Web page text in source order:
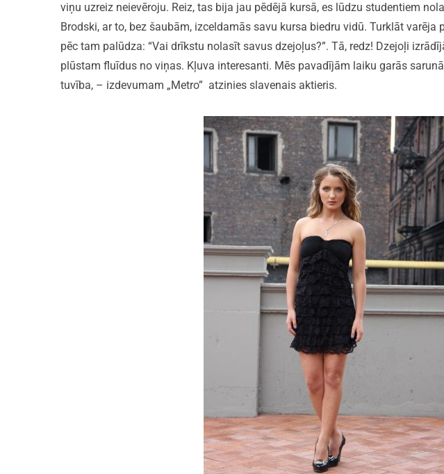
viņu uzreiz neievēroju. Reiz, tas bija jau pēdējā kursā, es lūdzu studentiem
Brodski, ar to, bez šaubām, izceldamās savu kursa biedru vidū. Turklāt varēja
pēc tam palūdza: “Vai drīkstu nolasīt savus dzejoļus?”. Tā, redz! Dzejoļi
plūstam fluīdus no viņas. Kļuva interesanti. Mēs pavadījām laiku garās
tuvība, – izdevumam „Metro” atzinies slavenais aktieris.